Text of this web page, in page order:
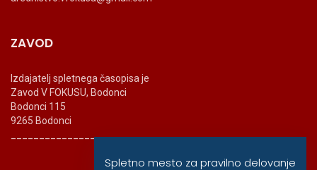
ZAVOD
Izdajatelj spletnega časopisa je
Zavod V FOKUSU, Bodonci
Bodonci 115
9265 Bodonci
_______________________
Spletno mesto za pravilno delovanje